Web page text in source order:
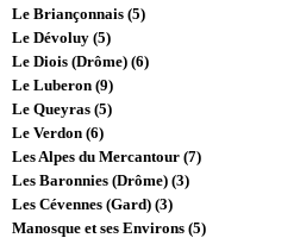
Le Briançonnais (5)
Le Dévoluy (5)
Le Diois (Drôme) (6)
Le Luberon (9)
Le Queyras (5)
Le Verdon (6)
Les Alpes du Mercantour (7)
Les Baronnies (Drôme) (3)
Les Cévennes (Gard) (3)
Manosque et ses Environs (5)